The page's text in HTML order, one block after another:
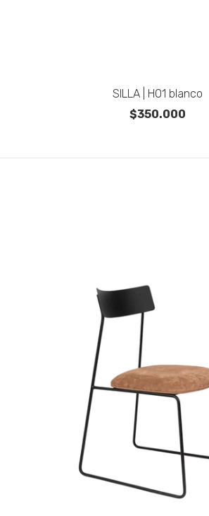
SILLA | H01 blanco
$350.000